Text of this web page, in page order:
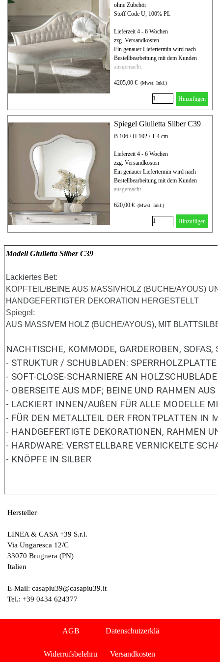
ohne Zubehör
Stoff Code U, 100% PL
Lieferzeit 4 - 6 Wochen
zzg. Versandkosten
Ein genauer Liefertermin wird nach
Bestellbearbeitung mit dem Kunden
ausgemacht.
4205,00 € (Mwst. Inkl.)
Hinzufügen
Spiegel Giulietta Silber C39
B 106 / H 102 / T 4 cm
Lieferzeit 4 - 6 Wochen
zzg. Versandkosten
Ein genauer Liefertermin wird nach
Bestellbearbeitung mit dem Kunden
ausgemacht.
620,00 € (Mwst. Inkl.)
Hinzufügen
Modell Giulietta Silber C39
Lackiertes Bet:
KOPFTEIL/BEINE AUS MASSIVHOLZ (BUCHE/AYOUS)
HANDGEFERTIGTER DEKORATION HERGESTELLT
Spiegel:
AUS MASSIVEM HOLZ (BUCHE/AYOUS), MIT
NACHTISCHE, KOMMODE, GARDEROBEN, SOFAS,
- STRUKTUR / SCHUBLADEN:
- SOFT-CLOSE-SCHARNIERE AN
- OBERSEITE AUS MDF; BEINE UND RAHMEN AUS
- LACKIERT INNEN/AUßEN FÜR ALLE MODELLE
- FÜR DEN METALLTEIL DER FRONTPLATTEN IN
- HANDGEFERTIGTE DEKORATIONEN, RAHMEN
- HARDWARE: VERSTELLBARE VERNICKELTE
- KNÖPFE IN SILBER
Hersteller
LINEA & CASA +39 S.r.l.
Via Ungaresca 12/C
33070 Brugnera (PN)
Italien
E-Mail: casapiu39@casapiu39.it
Tel.: +39 0434 624377
Menü überspringen
AGB Datenschutzerklärung
Widerrufsbelehrung Versandkosten